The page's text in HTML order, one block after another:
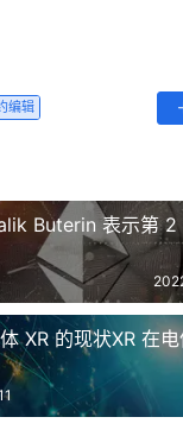
编辑
Buterin 表示第 2
XR 的现状XR 在